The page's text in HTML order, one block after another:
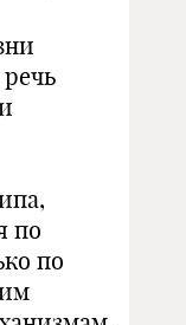
по
по